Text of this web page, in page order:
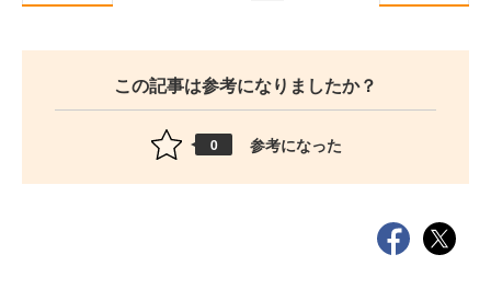
この記事は参考になりましたか？
0 参考になった